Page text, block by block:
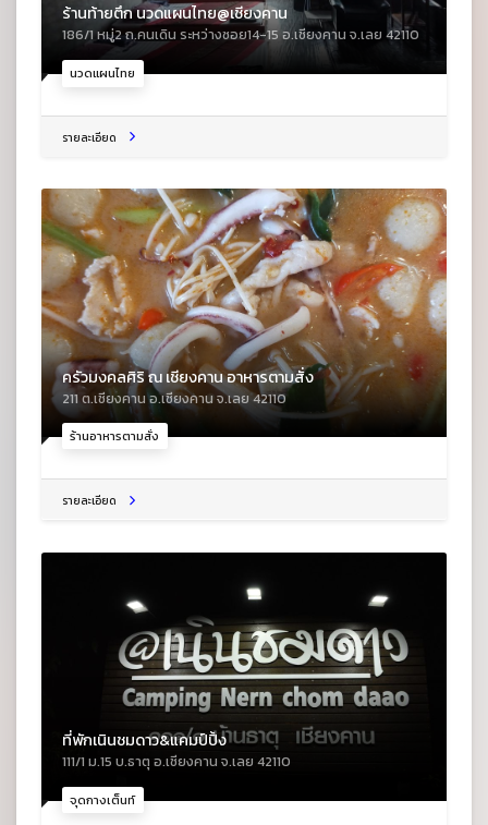
นวดแผนไทย
ร้านท้ายตึก นวดแผนไทย@เชียงคาน
186/1 หมู่2 ถ.คนเดิน ระหว่างซอย14-15 อ.เชียงคาน จ.เลย 42110
รายละเอียด
ร้านอาหารตามสั่ง
ครัวมงคลศิริ ณ เชียงคาน อาหารตามสั่ง
211 ต.เชียงคาน อ.เชียงคาน จ.เลย 42110
รายละเอียด
จุดกางเต็นท์
ที่พักเนินชมดาว&แคมป์ปิ้ง
111/1 ม.15 บ.ธาตุ อ.เชียงคาน จ.เลย 42110